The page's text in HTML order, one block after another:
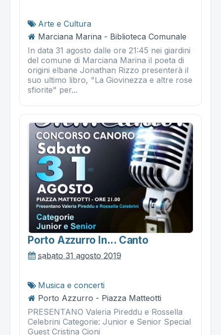
Arte e Cultura
Marciana Marina - Biblioteca Comunale
In data 31 agosto dalle ore 21:45 nei giardini
del comune di Marciana Marina il poeta di
origini elbane Jonathan Rizzo presenterà il
suo ultimo libro, "La Giovinezza e altre rose
sfiorite" per...
Porto Azzurro In... Canto
sabato 31 agosto 2019
Musica e concerti
Porto Azzurro - Piazza Matteotti
PRESENTANO Valeria Pireddu e Rossella
Celebrini Categorie: Junior e Senior Special
Guest Cristina Cioni